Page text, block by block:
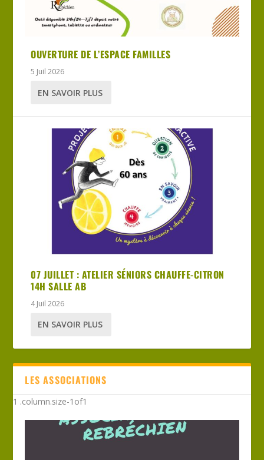
OUVERTURE DE L’ESPACE FAMILLES
5 Juil 2026
EN SAVOIR PLUS
07 JUILLET : ATELIER SÉNIORS CHAUFFE-CITRON
14H SALLE AB
4 Juil 2026
EN SAVOIR PLUS
LES ASSOCIATIONS